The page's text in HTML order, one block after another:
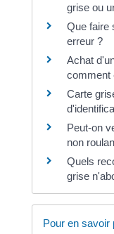
grise ou
Que faire
erreur ?
Achat
comment
Carte
Peut-on
non
Quels
grise
Pour en savoir